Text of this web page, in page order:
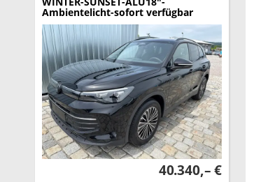
Ambientelicht-sofort verfügbar
40.340,– €